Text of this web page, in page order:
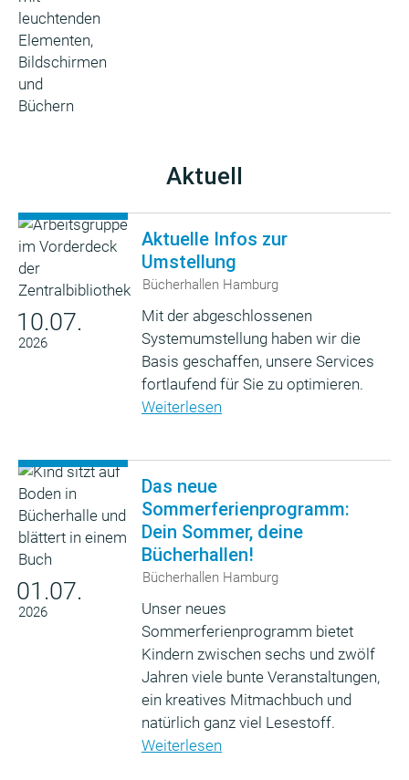
Aktuell
10.07.
2026
Aktuelle Infos zur
Umstellung
Bücherhallen Hamburg
Mit der abgeschlossenen
Systemumstellung haben wir die
Basis geschaffen, unsere Services
fortlaufend für Sie zu optimieren.
Weiterlesen
01.07.
2026
Das neue
Sommerferienprogramm:
Dein Sommer, deine
Bücherhallen!
Bücherhallen Hamburg
Unser neues
Sommerferienprogramm bietet
Kindern zwischen sechs und zwölf
Jahren viele bunte Veranstaltungen,
ein kreatives Mitmachbuch und
natürlich ganz viel Lesestoff.
Weiterlesen